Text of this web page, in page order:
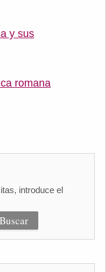
y sus
romana
introduce el